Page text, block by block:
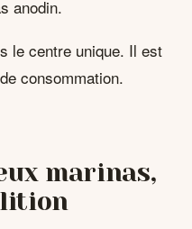
anodin.
le centre unique. Il est
consommation.
marinas,